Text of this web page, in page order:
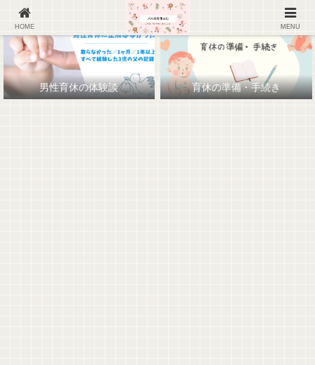
男性育休の体験談 育休の準備・手続き
HOME MENU